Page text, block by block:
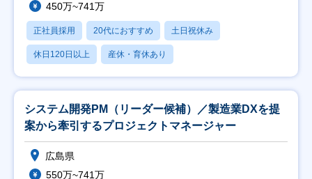
450万~741万
正社員採用 20代におすすめ 土日祝休み
休日120日以上 産休・育休あり
システム開発PM（リーダー候補）／製造業DXを提
案から牽引するプロジェクトマネージャー
広島県
550万~741万